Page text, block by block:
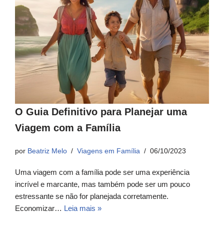
O Guia Definitivo para Planejar uma
Viagem com a Família
por Beatriz Melo Viagens em Família 06/10/2023
Uma viagem com a família pode ser uma experiência
incrível e marcante, mas também pode ser um pouco
estressante se não for planejada corretamente.
Economizar… Leia mais »